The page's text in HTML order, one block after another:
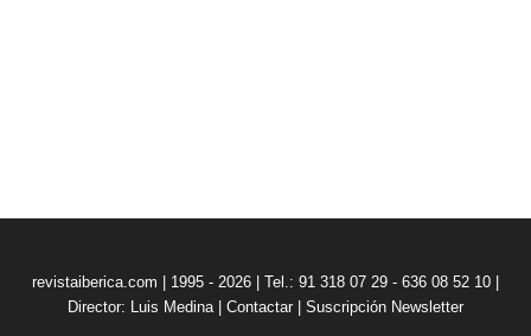
revistaiberica.com | 1995 - 2026 | Tel.: 91 318 07 29 - 636 08 52 10 |
Director: Luis Medina| Contactar Suscripción Newsletter